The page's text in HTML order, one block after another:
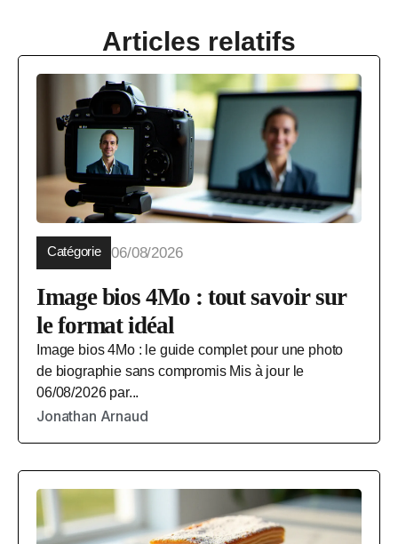
Articles relatifs
Catégorie 06/08/2026
Image bios 4Mo : tout savoir sur
le format idéal
Image bios 4Mo : le guide complet pour une photo
de biographie sans compromis Mis à jour le
06/08/2026 par...
Jonathan Arnaud